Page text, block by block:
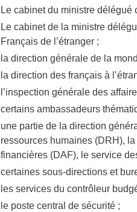
Le cabinet du ministre délégué
Le cabinet de la ministre
Français de l’étranger ;
la direction générale de la
la direction des français à
l’inspection générale des
certains ambassadeurs
une partie de la direction
ressources humaines (DRH),
financières (DAF), le service
certaines sous-directions et
les services du contrôleur
le poste central de sécurité ;